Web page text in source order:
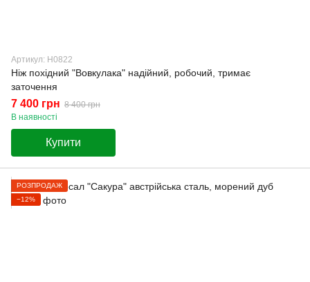
Артикул: Н0822
Ніж похідний "Вовкулака" надійний, робочий, тримає
заточення
7 400 грн 8 400 грн
В наявності
Купити
РОЗПРОДАЖ
−12%